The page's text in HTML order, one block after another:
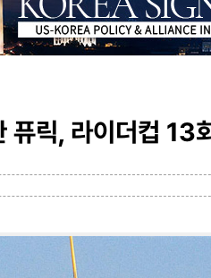
퓨릭, 라이더컵 13